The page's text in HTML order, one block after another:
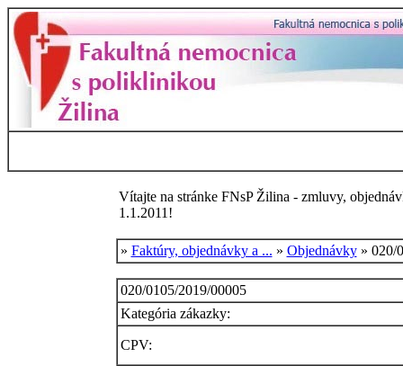
Vítajte na stránke FNsP Žilina - zmluvy,
1.1.2011!
» Faktúry, objednávky a ... » Objednávky» 020/
020/0105/2019/00005
Kategória zákazky:
CPV: